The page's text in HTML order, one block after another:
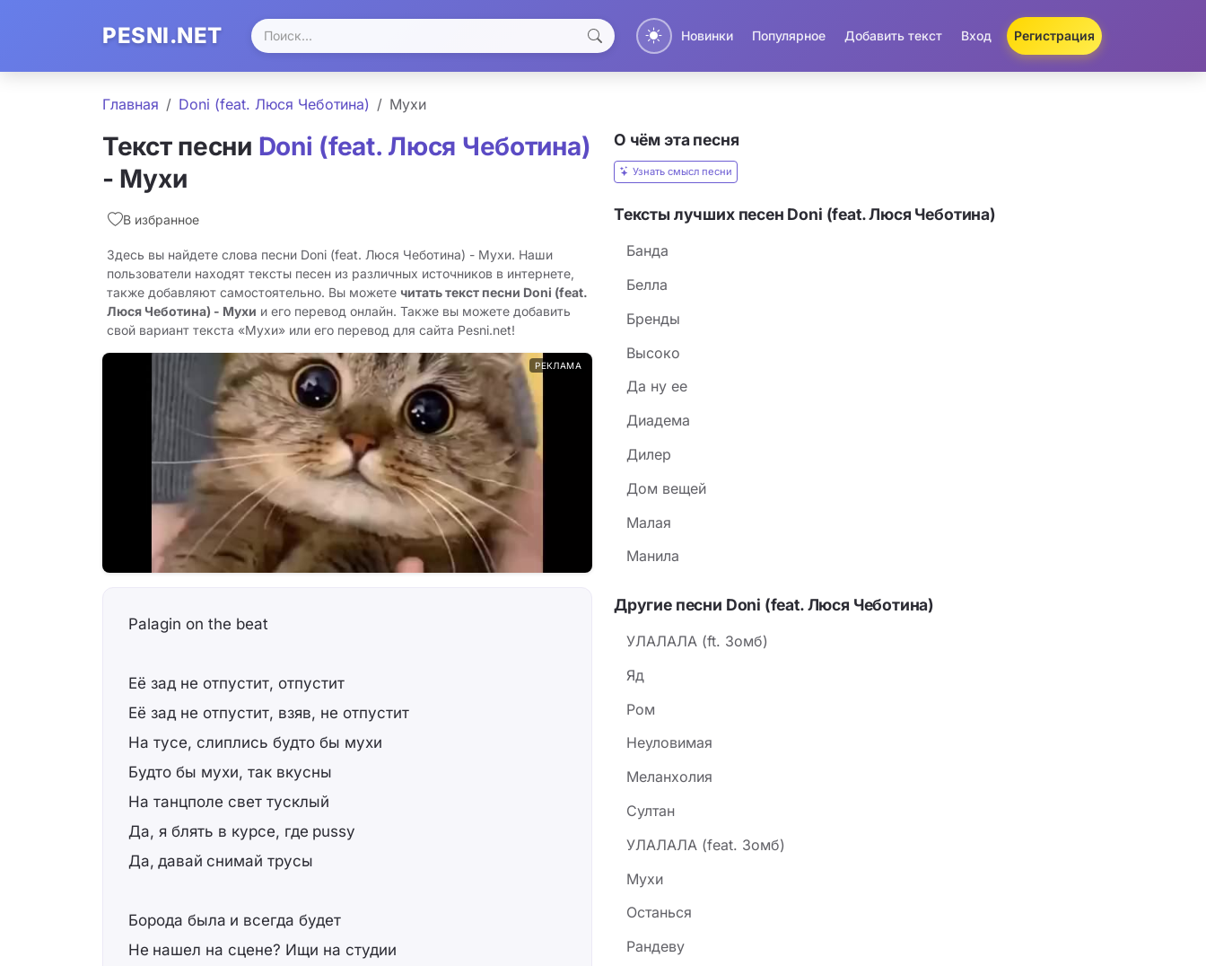
PESNI.NET Новинки Популярное Добавить текст Вход Регистрация
Главная Doni (feat. Люся Чеботина) Мухи
Текст песни Doni (feat. Люся Чеботина)
- Мухи
В избранное
Здесь вы найдете слова песни Doni (feat. Люся Чеботина) - Мухи. Наши
пользователи находят тексты песен из различных источников в интернете,
также добавляют самостоятельно. Вы можете читать текст песни Doni (feat.
Люся Чеботина) - Мухи и его перевод онлайн. Также вы можете добавить
свой вариант текста «Мухи» или его перевод для сайта Pesni.net!
РЕКЛАМА
Palagin on the beat
Её зад не отпустит, отпустит
Её зад не отпустит, взяв, не отпустит
На тусе, слиплись будто бы мухи
Будто бы мухи, так вкусны
На танцполе свет тусклый
Да, я блять в курсе, где pussy
Да, давай снимай трусы
Борода была и всегда будет
Не нашел на сцене? Ищи на студии
О чём эта песня
Узнать смысл песни
Тексты лучших песен Doni (feat. Люся Чеботина)
Банда
Белла
Бренды
Высоко
Да ну ее
Диадема
Дилер
Дом вещей
Малая
Манила
Другие песни Doni (feat. Люся Чеботина)
УЛАЛАЛА (ft. Зомб)
Яд
Ром
Неуловимая
Меланхолия
Султан
УЛАЛАЛА (feat. Зомб)
Мухи
Останься
Рандеву